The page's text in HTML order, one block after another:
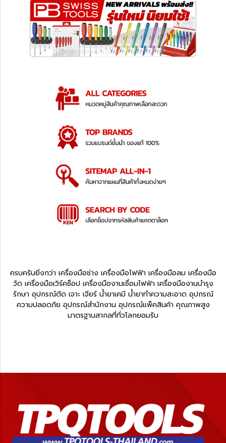
ครบครันยิ่งกว่า เครื่องมือช่าง เครื่องมือไฟฟ้า เครื่องมือลม เครื่องมือ
วัด เครื่องมือเวิร์คช็อป เครื่องมืองานเชื่อมไฟฟ้า เครื่องมืองานบำรุง
รักษา อุปกรณ์ตัด เจาะ เจียร์ น้ำยาเคมี น้ำยาทำความสะอาด อุปกรณ์
ความปลอดภัย อุปกรณ์สำนักงาน อุปกรณ์แพ็คสินค้า คุณภาพสูง
มาตรฐานสากลที่ทั่วโลกยอมรับ